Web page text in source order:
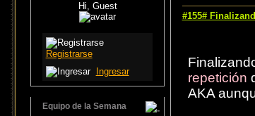
Hi, Guest
Registrarse
Ingresar
Equipo de la Semana
#155#
repetición
AKA